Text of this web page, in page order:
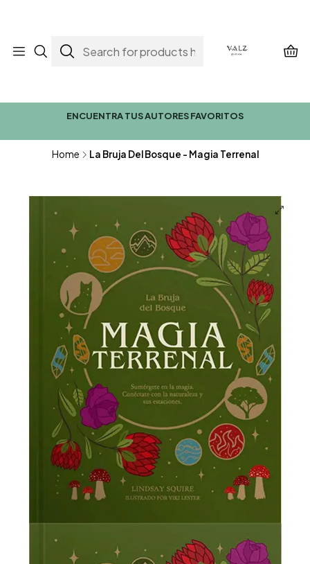
ENCUENTRA TUS AUTORES FAVORITOS
Home La Bruja Del Bosque - Magia Terrenal